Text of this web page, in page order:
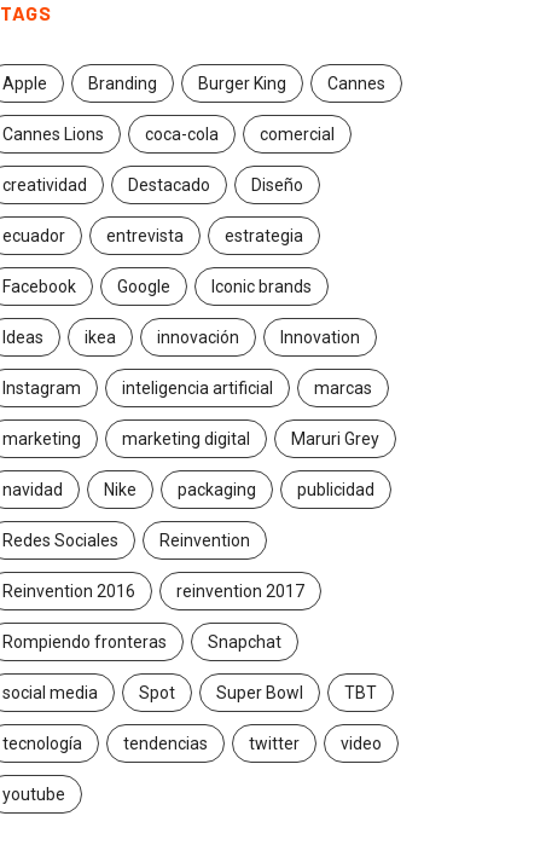
TAGS
Apple Branding Burger King Cannes
Cannes Lions coca-cola comercial
creatividad Destacado Diseño
ecuador entrevista estrategia
Facebook Google Iconic brands
Ideas ikea innovación Innovation
Instagram inteligencia artificial marcas
marketing marketing digital Maruri Grey
navidad Nike packaging publicidad
Redes Sociales Reinvention
Reinvention 2016 reinvention 2017
Rompiendo fronteras Snapchat
social media Spot Super Bowl TBT
tecnología tendencias twitter video
youtube